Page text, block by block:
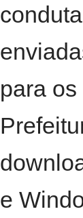
para
e